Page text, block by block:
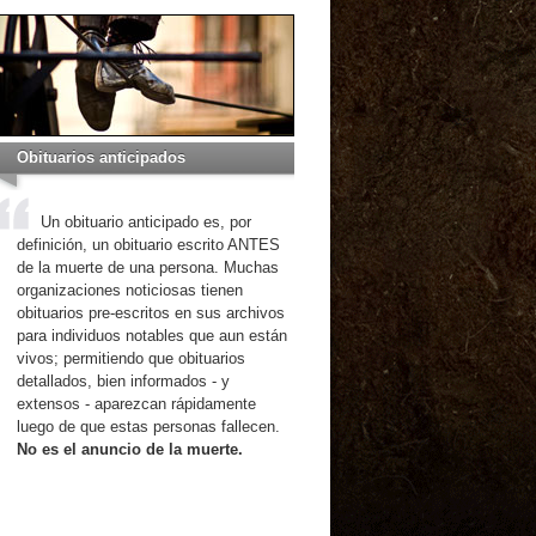
Obituarios anticipados
Un obituario anticipado es, por
definición, un obituario escrito ANTES
de la muerte de una persona. Muchas
organizaciones noticiosas tienen
obituarios pre-escritos en sus archivos
para individuos notables que aun están
vivos; permitiendo que obituarios
detallados, bien informados - y
extensos - aparezcan rápidamente
luego de que estas personas fallecen.
No es el anuncio de la muerte.